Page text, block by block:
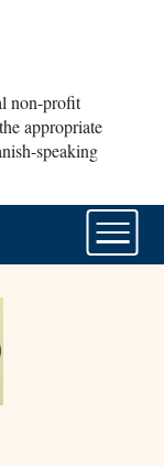
non-profit
appropriate
speaking